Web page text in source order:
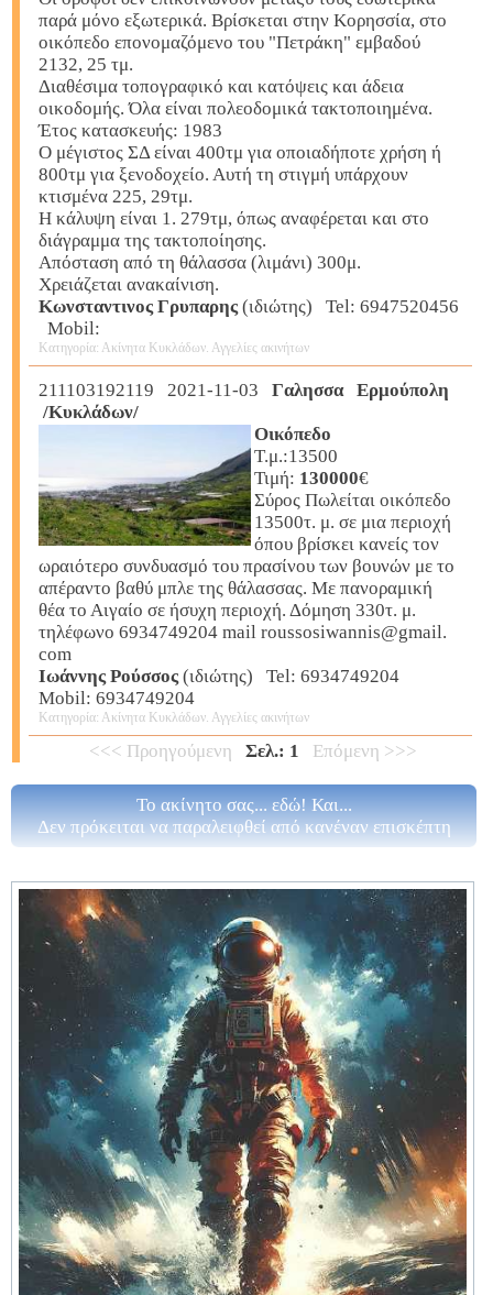
παρά μόνο εξωτερικά. Βρίσκεται στην Κορησσία, στο
οικόπεδο επονομαζόμενο του "Πετράκη" εμβαδού
2132, 25 τμ.
Διαθέσιμα τοπογραφικό και κατόψεις και άδεια
οικοδομής. Όλα είναι πολεοδομικά τακτοποιημένα.
Έτος κατασκευής: 1983
Ο μέγιστος ΣΔ είναι 400τμ για οποιαδήποτε χρήση ή
800τμ για ξενοδοχείο. Αυτή τη στιγμή υπάρχουν
κτισμένα 225, 29τμ.
Η κάλυψη είναι 1. 279τμ, όπως αναφέρεται και στο
διάγραμμα της τακτοποίησης.
Απόσταση από τη θάλασσα (λιμάνι) 300μ.
Χρειάζεται ανακαίνιση.
Κωνσταντινος Γρυπαρης(ιδιώτης) Tel: 6947520456
Mobil:
Κατηγορία: Ακίνητα Κυκλάδων. Αγγελίες ακινήτων
211103192119 2021-11-03
Γαλησσα Ερμούπολη
/Κυκλάδων/
Οικόπεδο
Τ.μ.:13500
Τιμή: 130000€
Σύρος Πωλείται οικόπεδο
13500τ. μ. σε μια περιοχή
όπου βρίσκει κανείς τον
ωραιότερο συνδυασμό του πρασίνου των βουνών με το
απέραντο βαθύ μπλε της θάλασσας. Με πανοραμική
θέα το Αιγαίο σε ήσυχη περιοχή. Δόμηση 330τ. μ.
τηλέφωνο 6934749204 mail roussosiwannis@gmail.
com
Ιωάννης Ρούσσος(ιδιώτης) Tel: 6934749204
Mobil: 6934749204
Κατηγορία: Ακίνητα Κυκλάδων. Αγγελίες ακινήτων
<<< Προηγούμενη Σελ.: 1 Επόμενη >>>
Το ακίνητο σας... εδώ! Και...
Δεν πρόκειται να παραλειφθεί από κανέναν επισκέπτη